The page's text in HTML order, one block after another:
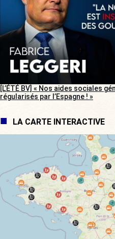
[L’ÉTÉ BV] « Nos aides sociales
régularisés par l’Espagne ! »
LA CARTE INTERACTIVE